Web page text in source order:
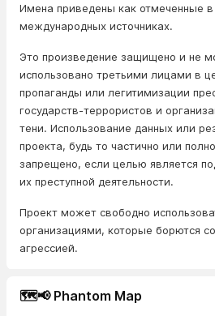
Имена приведены как отмеченные
международных источниках.
Это произведение защищено и не
использовано третьими лицами в
пропаганды или легитимизации
государств-террористов и
тени. Использование данных или
проекта, будь то частично или
запрещено, если целью является
их преступной деятельности.
Проект может свободно
организациями, которые борются
агрессией.
🗺️📢 Phantom Map